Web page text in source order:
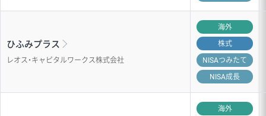
ひふみプラス
レオス・キャピタルワークス株式会社
海外
株式
NISAつみたて
NISA成長
海外